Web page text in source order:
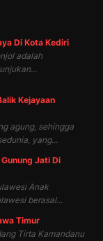
Di Kota Kediri
adalah
Kejayaan
agung, sehingga
yang...
Jati Di
Anak
berasal...
Timur
Tirta Kamandanu